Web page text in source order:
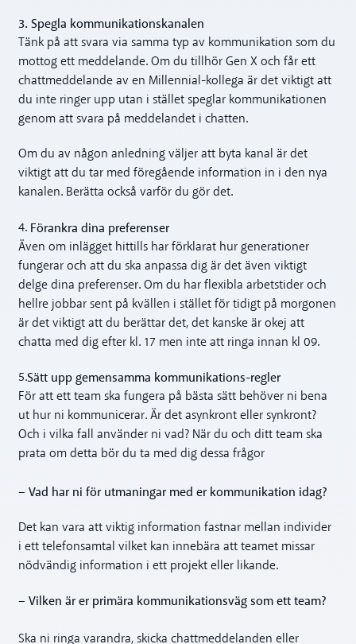
3. Spegla kommunikationskanalen
Tänk på att svara via samma typ av kommunikation som du
mottog ett meddelande. Om du tillhör Gen X och får ett
chattmeddelande av en Millennial-kollega är det viktigt att
du inte ringer upp utan i stället speglar kommunikationen
genom att svara på meddelandet i chatten.
Om du av någon anledning väljer att byta kanal är det
viktigt att du tar med föregående information in i den nya
kanalen. Berätta också varför du gör det.
4. Förankra dina preferenser
Även om inlägget hittills har förklarat hur generationer
fungerar och att du ska anpassa dig är det även viktigt
delge dina preferenser. Om du har flexibla arbetstider och
hellre jobbar sent på kvällen i stället för tidigt på morgonen
är det viktigt att du berättar det, det kanske är okej att
chatta med dig efter kl. 17 men inte att ringa innan kl 09.
5.Sätt upp gemensamma kommunikations-regler
För att ett team ska fungera på bästa sätt behöver ni bena
ut hur ni kommunicerar. Är det asynkront eller synkront?
Och i vilka fall använder ni vad? När du och ditt team ska
prata om detta bör du ta med dig dessa frågor
– Vad har ni för utmaningar med er kommunikation idag?
Det kan vara att viktig information fastnar mellan individer
i ett telefonsamtal vilket kan innebära att teamet missar
nödvändig information i ett projekt eller likande.
– Vilken är er primära kommunikationsväg som ett team?
Ska ni ringa varandra, skicka chattmeddelanden eller